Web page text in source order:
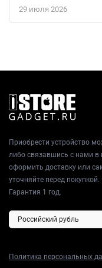
29 июля 2026
Приобрести устройство
либо связавшись с нами в
оформить доставку или
уточняйте перед
Гарантия 1 год.
Политика персональных